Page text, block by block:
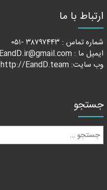
ارتباط با ما
شماره تماس : ۳۸۷۹۷۴۴۳ -۰۵۱
ایمیل ما : EandD.ir@gmail.com
وب سایت: http://EandD.team
جستجو